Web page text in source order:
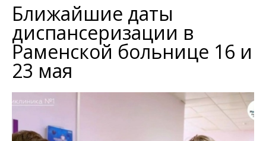
Ближайшие даты
диспансеризации в
Раменской больнице 16 и
23 мая